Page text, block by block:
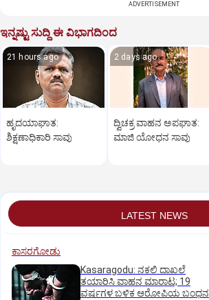
ADVERTISEMENT
ಇನ್ನಷ್ಟು ಸುದ್ದಿ ಈ ವಿಭಾಗದಿಂದ
21 hours ago
ಹೃದಯಾಘಾತ:
ಶಿಕ್ಷಣಾಧಿಕಾರಿ ಸಾವು
2 days ago
ದ್ವಿಚಕ್ರ ವಾಹನ ಅಪಘಾತ:
ಮಾಜಿ ಯೋಧನ ಸಾವು
LATEST NEWS
ಕಾಸರಗೋಡು
Kasaragodu: ನಕಲಿ ದಾಖಲೆ
ತಯಾರಿಸಿ ವಾಹನ ಮಾರಾಟ; 19
ವರ್ಷಗಳ ಬಳಿಕ ಆರೋಪಿಯ ಬಂಧನ